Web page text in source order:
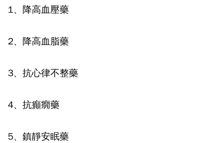
1、降高血壓藥
2、降高血脂藥
3、抗心律不整藥
4、抗癲癇藥
5、鎮靜安眠藥